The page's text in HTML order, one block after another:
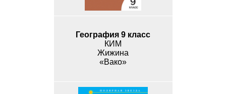
География 9 класс
КИМ
Жижина
«Вако»